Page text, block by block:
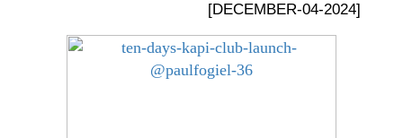
[DECEMBER-04-2024]